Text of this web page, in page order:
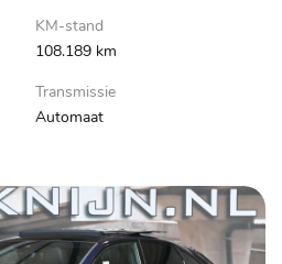
KM-stand
108.189 km
Transmissie
Automaat